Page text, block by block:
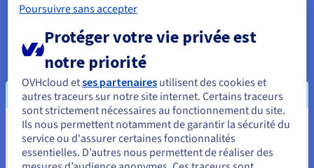
Simplifiez définitivement vos sauvegardes grâce à la
solution de sauvegarde gérée par OVHcloud pour
les serveurs Bare Metal. Facile à utiliser, le premier
déploiement se fait en moins de 5 minutes. Nous
vous offrons une protection quotidienne
automatique de vos données, des alertes proactives
et une surveillance centralisée, le tout à un prix
imbattable.
En savoir plus
Nouveau
Vous semblez être localisé en États-
Unis.
Poursuivre sans accepter
Protéger votre vie privée est
notre priorité
OVHcloud etses partenaires utilisent des cookies et
autres traceurs sur notre site internet. Certains traceurs
sont strictement nécessaires au fonctionnement du site.
Ils nous permettent notamment de garantir la sécurité du
service ou d'assurer certaines fonctionnalités
essentielles. D’autres nous permettent de réaliser des